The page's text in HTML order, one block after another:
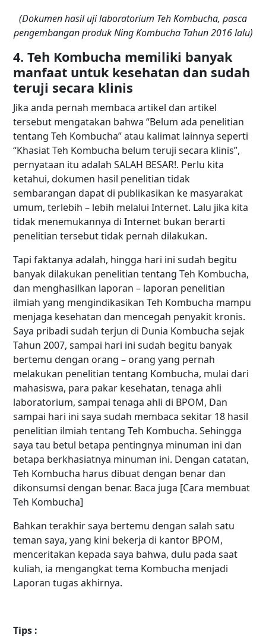
(Dokumen hasil uji laboratorium Teh Kombucha, pasca
pengembangan produk Ning Kombucha Tahun 2016 lalu)
4. Teh Kombucha memiliki banyak
manfaat untuk kesehatan dan sudah
teruji secara klinis
Jika anda pernah membaca artikel dan artikel
tersebut mengatakan bahwa “Belum ada penelitian
tentang Teh Kombucha” atau kalimat lainnya seperti
“Khasiat Teh Kombucha belum teruji secara klinis”,
pernyataan itu adalah SALAH BESAR!. Perlu kita
ketahui, dokumen hasil penelitian tidak
sembarangan dapat di publikasikan ke masyarakat
umum, terlebih – lebih melalui Internet. Lalu jika kita
tidak menemukannya di Internet bukan berarti
penelitian tersebut tidak pernah dilakukan.
Tapi faktanya adalah, hingga hari ini sudah begitu
banyak dilakukan penelitian tentang Teh Kombucha,
dan menghasilkan laporan – laporan penelitian
ilmiah yang mengindikasikan Teh Kombucha mampu
menjaga kesehatan dan mencegah penyakit kronis.
Saya pribadi sudah terjun di Dunia Kombucha sejak
Tahun 2007, sampai hari ini sudah begitu banyak
bertemu dengan orang – orang yang pernah
melakukan penelitian tentang Kombucha, mulai dari
mahasiswa, para pakar kesehatan, tenaga ahli
laboratorium, sampai tenaga ahli di BPOM, Dan
sampai hari ini saya sudah membaca sekitar 18 hasil
penelitian ilmiah tentang Teh Kombucha. Sehingga
saya tau betul betapa pentingnya minuman ini dan
betapa berkhasiatnya minuman ini. Dengan catatan,
Teh Kombucha harus dibuat dengan benar dan
dikonsumsi dengan benar. Baca juga [Cara membuat
Teh Kombucha]
Bahkan terakhir saya bertemu dengan salah satu
teman saya, yang kini bekerja di kantor BPOM,
menceritakan kepada saya bahwa, dulu pada saat
kuliah, ia mengangkat tema Kombucha menjadi
Laporan tugas akhirnya.
Tips :